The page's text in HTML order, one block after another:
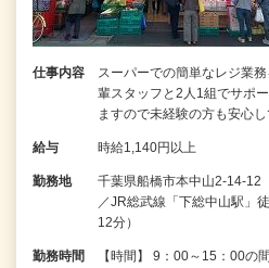
仕事内容
スーパーでの簡単なレジ業
輩スタッフと2人1組でサポ
ますので未経験の方も安心
給与 時給1,140円以上
勤務地
千葉県船橋市本中山2-14-12
／JR総武線「下総中山駅」
12分）
勤務時間
【時間】 9：00～15：00の